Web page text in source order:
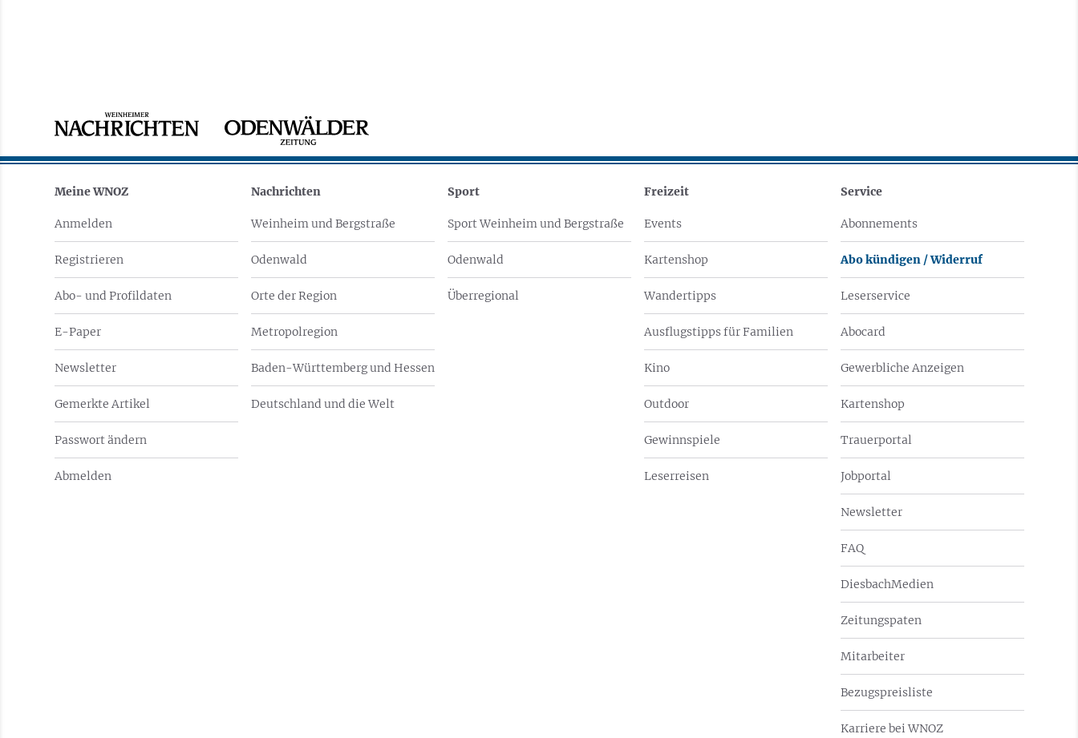
Meine WNOZ
Anmelden
Registrieren
Abo- und Profildaten
E-Paper
Newsletter
Gemerkte Artikel
Passwort ändern
Abmelden
Nachrichten
Weinheim und Bergstraße
Odenwald
Orte der Region
Metropolregion
Baden-Württemberg und Hessen
Deutschland und die Welt
Sport
Sport Weinheim und Bergstraße
Odenwald
Überregional
Freizeit
Events
Kartenshop
Wandertipps
Ausflugstipps für Familien
Kino
Outdoor
Gewinnspiele
Leserreisen
Service
Abonnements
Abo kündigen / Widerruf
Leserservice
Abocard
Gewerbliche Anzeigen
Kartenshop
Trauerportal
Jobportal
Newsletter
FAQ
DiesbachMedien
Zeitungspaten
Mitarbeiter
Bezugspreisliste
Karriere bei WNOZ